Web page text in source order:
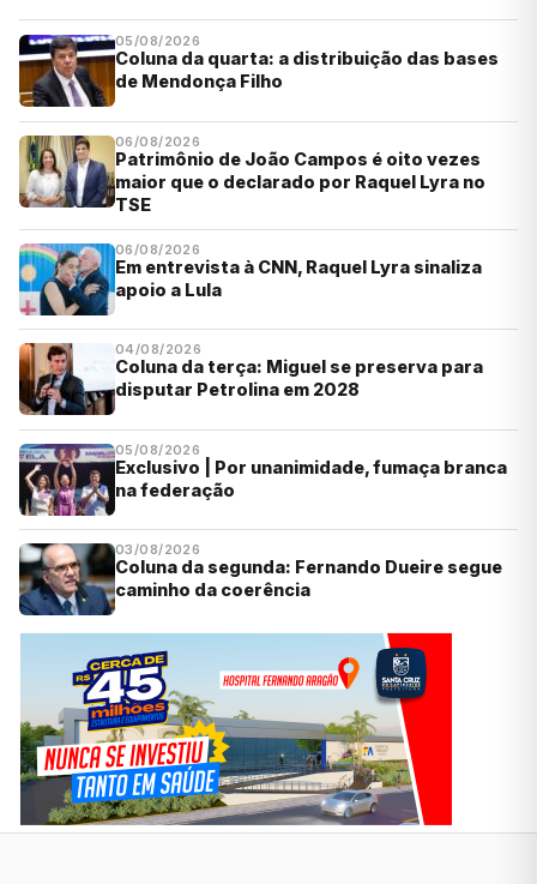
05/08/2026
Coluna da quarta: a distribuição das bases
de Mendonça Filho
06/08/2026
Patrimônio de João Campos é oito vezes
maior que o declarado por Raquel Lyra no
TSE
06/08/2026
Em entrevista à CNN, Raquel Lyra sinaliza
apoio a Lula
04/08/2026
Coluna da terça: Miguel se preserva para
disputar Petrolina em 2028
05/08/2026
Exclusivo | Por unanimidade, fumaça branca
na federação
03/08/2026
Coluna da segunda: Fernando Dueire segue
caminho da coerência